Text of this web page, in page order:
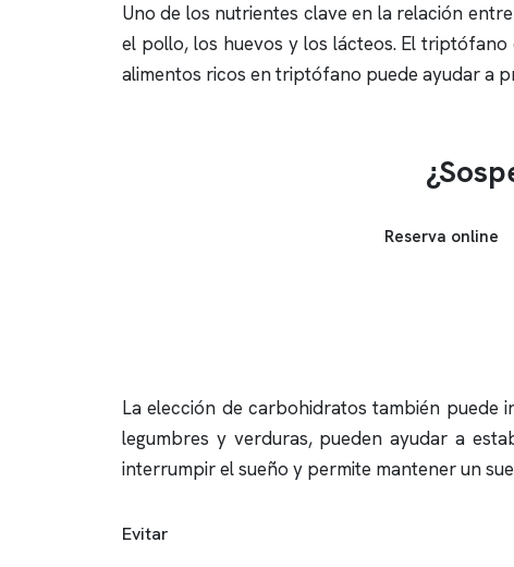
Uno de los nutrientes clave en la relación
el pollo, los huevos y los lácteos. El
alimentos ricos en triptófano puede ayudar a
Reserva online
La elección de carbohidratos también puede
legumbres y verduras, pueden ayudar a
interrumpir el sueño y permite mantener un
Evitar